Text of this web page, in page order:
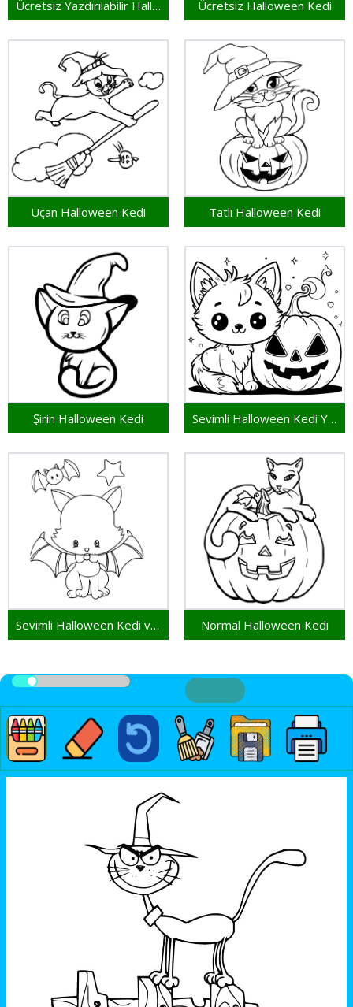
Ücretsiz Yazdırılabilir Halloween Kedi Ücretsiz Halloween Kedi
Uçan Halloween Kedi Tatlı Halloween Kedi
Şirin Halloween Kedi Sevimli Halloween Kedi Yazdırılabilir
Sevimli Halloween Kedi ve Yarasa Normal Halloween Kedi